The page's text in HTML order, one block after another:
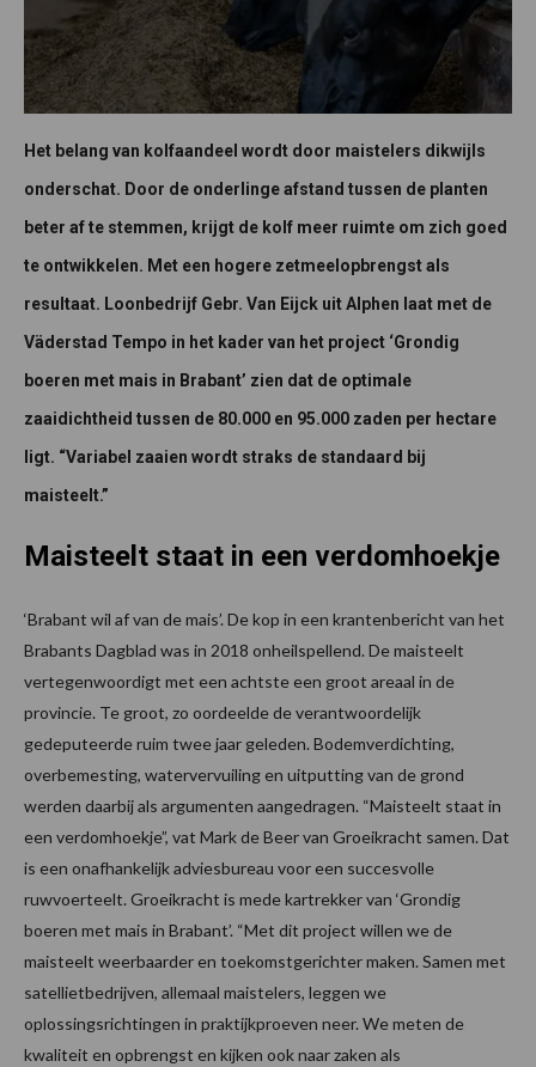
Het belang van kolfaandeel wordt door maistelers dikwijls
onderschat. Door de onderlinge afstand tussen de planten
beter af te stemmen, krijgt de kolf meer ruimte om zich goed
te ontwikkelen. Met een hogere zetmeelopbrengst als
resultaat. Loonbedrijf Gebr. Van Eijck uit Alphen laat met de
Väderstad Tempo in het kader van het project ‘Grondig
boeren met mais in Brabant’ zien dat de optimale
zaaidichtheid tussen de 80.000 en 95.000 zaden per hectare
ligt. “Variabel zaaien wordt straks de standaard bij
maisteelt.”
Maisteelt staat in een verdomhoekje
‘Brabant wil af van de mais’. De kop in een krantenbericht van het
Brabants Dagblad was in 2018 onheilspellend. De maisteelt
vertegenwoordigt met een achtste een groot areaal in de
provincie. Te groot, zo oordeelde de verantwoordelijk
gedeputeerde ruim twee jaar geleden. Bodemverdichting,
overbemesting, watervervuiling en uitputting van de grond
werden daarbij als argumenten aangedragen. “Maisteelt staat in
een verdomhoekje”, vat Mark de Beer van Groeikracht samen. Dat
is een onafhankelijk adviesbureau voor een succesvolle
ruwvoerteelt. Groeikracht is mede kartrekker van ‘Grondig
boeren met mais in Brabant’. “Met dit project willen we de
maisteelt weerbaarder en toekomstgerichter maken. Samen met
satellietbedrijven, allemaal maistelers, leggen we
oplossingsrichtingen in praktijkproeven neer. We meten de
kwaliteit en opbrengst en kijken ook naar zaken als